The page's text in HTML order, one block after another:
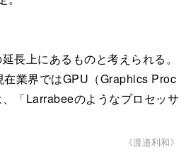
長上にあるものと考えられる。
業界ではGPU（Graphics Proc
「Larrabeeのようなプロセッサ
《渡邉利和》